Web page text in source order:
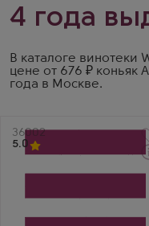
4 года
В каталоге винотеки
цене от 676 ₽ коньяк
года в Москве.
Артикул
36002
5.0
Производитель